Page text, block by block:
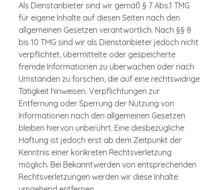
Als Dienstanbieter sind wir gemäß § 7 Abs.1 TMG
für eigene Inhalte auf diesen Seiten nach den
allgemeinen Gesetzen verantwortlich. Nach §§ 8
bis 10 TMG sind wir als Dienstanbieter jedoch nicht
verpflichtet, übermittelte oder gespeicherte
fremde Informationen zu überwachen oder nach
Umständen zu forschen, die auf eine rechtswidrige
Tätigkeit hinweisen. Verpflichtungen zur
Entfernung oder Sperrung der Nutzung von
Informationen nach den allgemeinen Gesetzen
bleiben hiervon unberührt. Eine diesbezügliche
Haftung ist jedoch erst ab dem Zeitpunkt der
Kenntnis einer konkreten Rechtsverletzung
möglich. Bei Bekanntwerden von entsprechenden
Rechtsverletzungen werden wir diese Inhalte